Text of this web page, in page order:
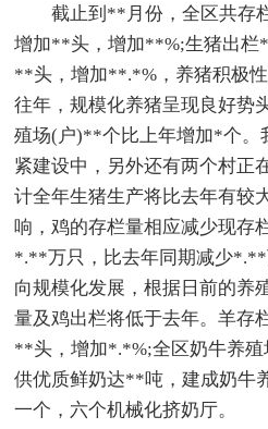
截止到**月份，全区共存
增加**头，增加**%;生猪出栏
**头，增加**.*%，养猪积极
往年，规模化养猪呈现良好势
殖场(户)**个比上年增加*个。
紧建设中，另外还有两个村正
计全年生猪生产将比去年有较
响，鸡的存栏量相应减少现存
*.**万只，比去年同期减少
向规模化发展，根据日前的养
量及鸡出栏将低于去年。羊存
**头，增加*.*%;全区奶牛养
供优质鲜奶达**吨，建成奶牛
一个，六个机械化挤奶厅。